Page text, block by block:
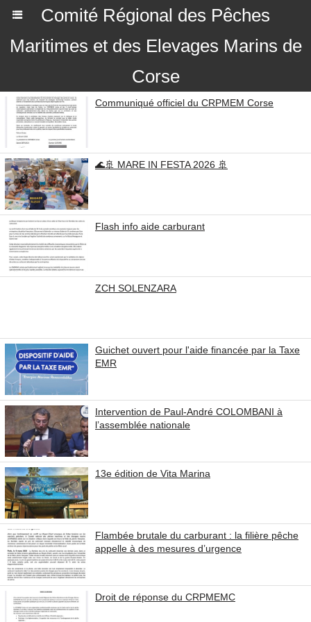
Comité Régional des Pêches
Maritimes et des Elevages Marins de
Corse
Communiqué officiel du CRPMEM Corse
🌊🚢 MARE IN FESTA 2026 🚢
Flash info aide carburant
ZCH SOLENZARA
Guichet ouvert pour l'aide financée par la Taxe
EMR
Intervention de Paul-André COLOMBANI à
l’assemblée nationale
13e édition de Vita Marina
Flambée brutale du carburant : la filière pêche
appelle à des mesures d’urgence
Droit de réponse du CRPMEMC